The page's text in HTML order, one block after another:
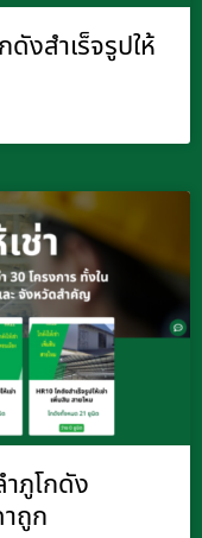
ดังสำเร็จรูปให้
ำภูโกดัง
าถูก